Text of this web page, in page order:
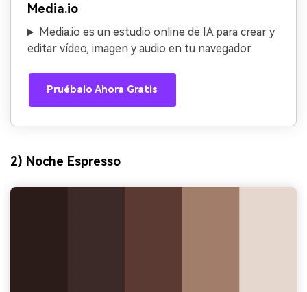
Media.io
Media.io es un estudio online de IA para crear y
editar vídeo, imagen y audio en tu navegador.
Pruébalo Ahora Gratis
2) Noche Espresso